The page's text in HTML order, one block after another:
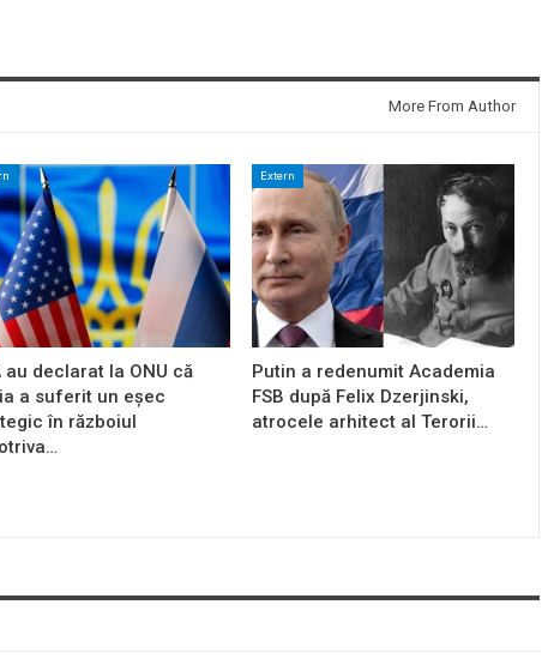
More From Author
au declarat la ONU că
a suferit un eșec
în războiul
Extern
Putin a redenumit Academia
FSB după Felix Dzerjinski,
atrocele arhitect al Terorii…